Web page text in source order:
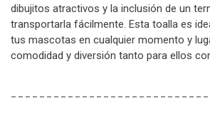
dibujitos atractivos y la inclusión de un
transportarla fácilmente. Esta toalla es
tus mascotas en cualquier momento y
comodidad y diversión tanto para ellos